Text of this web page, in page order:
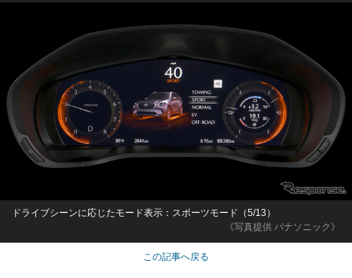
《写真提供 パナソニック》
ドライブシーンに応じたモード表示：スポーツモード（5/13）
この記事へ戻る